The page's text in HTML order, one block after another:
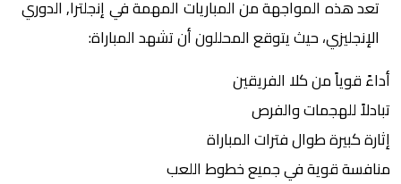
تعد هذه المواجهة من المباريات المهمة في إنجلترا, الدوري
الإنجليزي، حيث يتوقع المحللون أن تشهد المباراة:
أداءً قوياً من كلا الفريقين
تبادلاً للهجمات والفرص
إثارة كبيرة طوال فترات المباراة
منافسة قوية في جميع خطوط اللعب